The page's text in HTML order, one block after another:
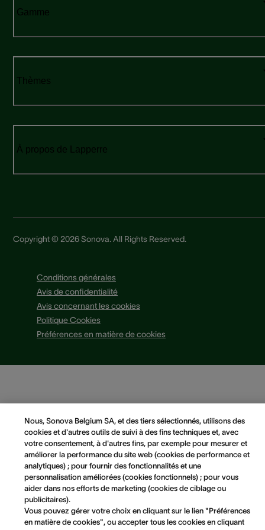
Gamme
Thèmes
À propos de Lapperre
Copyright © 2026 Sonova. All Rights Reserved.
Conditions générales
Avis de confidentialité
Avis concernant les cookies
Politique Cookies
Préférences en matière de cookies
Nous, Sonova Belgium SA, et des tiers sélectionnés, utilisons des
cookies et d'autres outils de suivi à des fins techniques et, avec
votre consentement, à d'autres fins, par exemple pour mesurer et
améliorer la performance du site web (cookies de performance et
analytiques) ; pour fournir des fonctionnalités et une
personnalisation améliorées (cookies fonctionnels) ; pour vous
aider dans nos efforts de marketing (cookies de ciblage ou
publicitaires).
Vous pouvez gérer votre choix en cliquant sur le lien "Préférences
en matière de cookies", ou accepter tous les cookies en cliquant